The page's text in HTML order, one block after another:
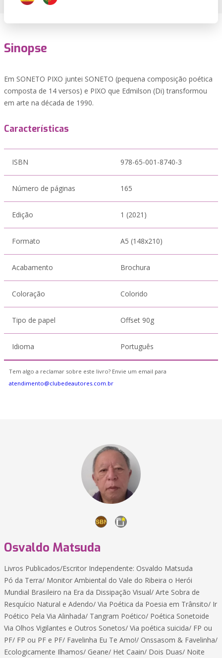
Sinopse
Em SONETO PIXO juntei SONETO (pequena composição poética
composta de 14 versos) e PIXO que Edmilson (Di) transformou
em arte na década de 1990.
Características
ISBN 978-65-001-8740-3
Número de páginas 165
Edição 1 (2021)
Formato A5 (148x210)
Acabamento Brochura
Coloração Colorido
Tipo de papel Offset 90g
Idioma Português
Tem algo a reclamar sobre este livro? Envie um email para
atendimento@clubedeautores.com.br
Osvaldo Matsuda
Livros Publicados/Escritor Independente: Osvaldo Matsuda
Pó da Terra/ Monitor Ambiental do Vale do Ribeira o Herói
Mundial Brasileiro na Era da Dissipação Visual/ Arte Sobra de
Resquício Natural e Adendo/ Via Poética da Poesia em Trânsito/ Ir
Poético Pela Via Alinhada/ Tangram Poético/ Poética Sonetoide
Via Olhos Vigilantes e Outros Sonetos/ Via poética suicida/ FP ou
PF/ FP ou PF e PF/ Favelinha Eu Te Amo!/ Onssasom & Favelinha/
Ecologicamente Ilhamos/ Geane/ Het Caain/ Dois Duas/ Noite